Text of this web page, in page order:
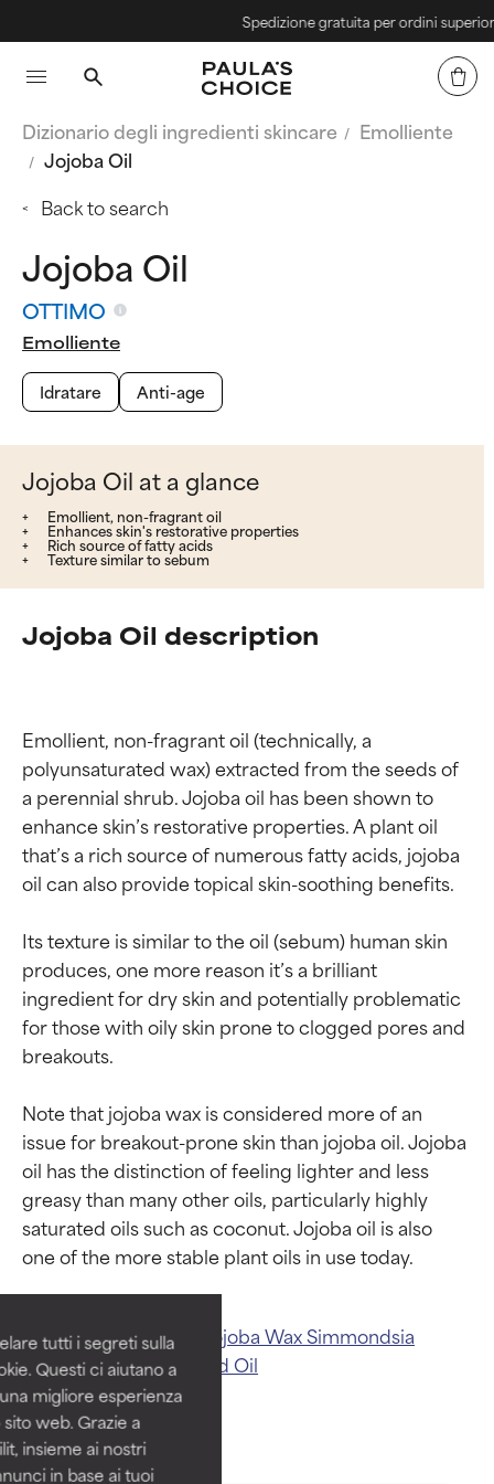
tutti i segreti sulla
Questi ci aiutano a
migliore esperienza
web. Grazie a
insieme ai nostri
in base ai tuoi
Spedizione gratuita per ordini superiori a
Dizionario degli ingredienti skincare
Emolliente
Jojoba Oil
Back to search
Jojoba Oil
OTTIMO
Emolliente
Idratare
Anti-age
Jojoba Oil at a glance
Emollient, non-fragrant oil
Enhances skin's restorative properties
Rich source of fatty acids
Texture similar to sebum
Jojoba Oil description
Emollient, non-fragrant oil (technically, a
polyunsaturated wax) extracted from the seeds of
a perennial shrub. Jojoba oil has been shown to
enhance skin’s restorative properties. A plant oil
that’s a rich source of numerous fatty acids, jojoba
oil can also provide topical skin-soothing benefits.
Its texture is similar to the oil (sebum) human skin
produces, one more reason it’s a brilliant
ingredient for dry skin and potentially problematic
for those with oily skin prone to clogged pores and
breakouts.
Note that jojoba wax is considered more of an
issue for breakout-prone skin than jojoba oil. Jojoba
oil has the distinction of feeling lighter and less
greasy than many other oils, particularly highly
saturated oils such as coconut. Jojoba oil is also
Related ingredients: Jojoba WaxSimmondsia
Chinensis (Jojoba) Seed Oil
Valutazione degli
ingredienti
Comprovati e sostenuti da studi
indipendenti. Ingrediente attivo
eccezionale per la maggior
parte dei tipi di pelle o dei
problemi.
Valutazione degli
ingredienti
Comprovati e sostenuti da studi
indipendenti. Ingrediente attivo
eccezionale per la maggior
parte dei tipi di pelle o dei
problemi.